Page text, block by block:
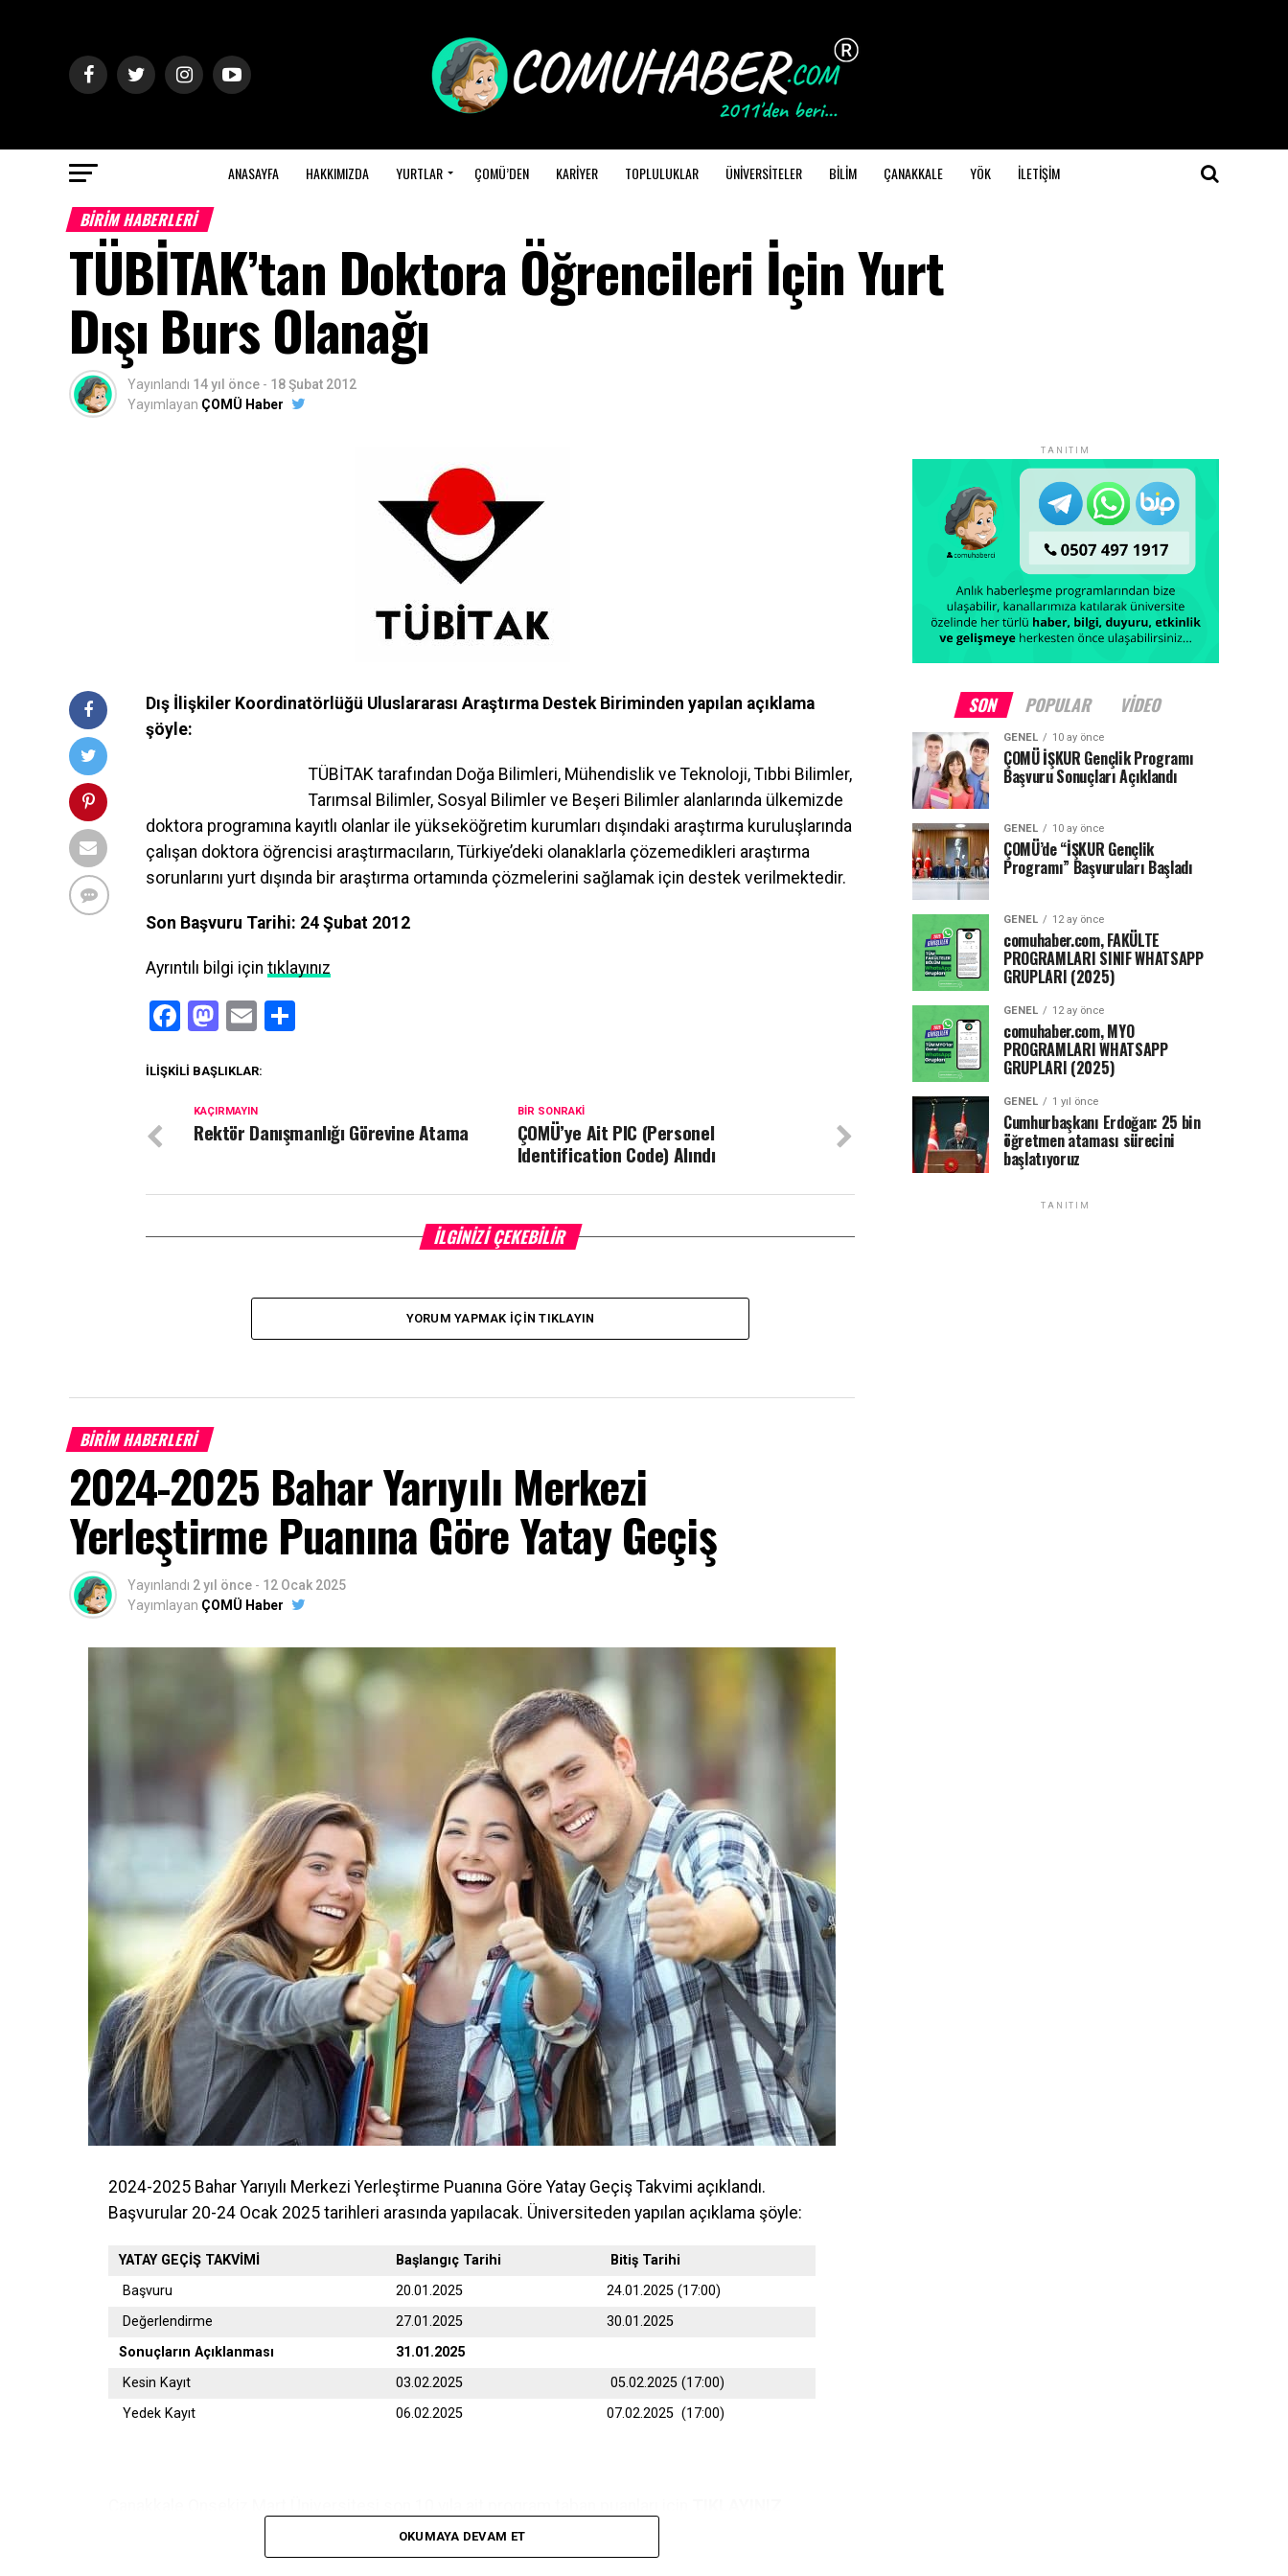
ANASAYFA HAKKIMIZDA YURTLAR ÇOMÜ’DEN KARİYER TOPLULUKLAR ÜNİVERSİTELER BİLİM ÇANAKKALE YÖK İLETİŞİM
BİRİM HABERLERİ
TÜBİTAK’tan Doktora Öğrencileri İçin Yurt
Dışı Burs Olanağı
Yayınlandı 14 yıl önce - 18 Şubat 2012
Yayımlayan ÇOMÜ Haber
Dış İlişkiler Koordinatörlüğü Uluslararası Araştırma Destek Biriminden yapılan açıklama
şöyle:
TÜBİTAK tarafından Doğa Bilimleri, Mühendislik ve Teknoloji, Tıbbi Bilimler,
Tarımsal Bilimler, Sosyal Bilimler ve Beşeri Bilimler alanlarında ülkemizde
doktora programına kayıtlı olanlar ile yükseköğretim kurumları dışındaki araştırma kuruluşlarında
çalışan doktora öğrencisi araştırmacıların, Türkiye’deki olanaklarla çözemedikleri araştırma
sorunlarını yurt dışında bir araştırma ortamında çözmelerini sağlamak için destek verilmektedir.
Son Başvuru Tarihi: 24 Şubat 2012
Ayrıntılı bilgi için tıklayınız
Facebook
Mastodon
Email
İLIŞKILI BAŞLIKLAR:
BIR SONRAKI
ÇOMÜ’ye Ait PIC (Personel
Identification Code) Alındı
KAÇIRMAYIN
Rektör Danışmanlığı Görevine Atama
İLGINIZI ÇEKEBILIR
YORUM YAPMAK İÇIN TIKLAYIN
BİRİM HABERLERİ
2024-2025 Bahar Yarıyılı Merkezi
Yerleştirme Puanına Göre Yatay Geçiş
Yayınlandı 2 yıl önce - 12 Ocak 2025
Yayımlayan ÇOMÜ Haber
2024-2025 Bahar Yarıyılı Merkezi Yerleştirme Puanına Göre Yatay Geçiş Takvimi açıklandı.
Başvurular 20-24 Ocak 2025 tarihleri arasında yapılacak. Üniversiteden yapılan açıklama şöyle:
YATAY GEÇİŞ TAKVİMİ Başlangıç Tarihi
Bitiş Tarihi
Başvuru
20.01.2025
24.01.2025 (17:00)
Değerlendirme
27.01.2025
30.01.2025
Sonuçların Açıklanması
31.01.2025
Kesin Kayıt
03.02.2025
05.02.2025 (17:00)
Yedek Kayıt
06.02.2025 07.02.2025 (17:00)
OKUMAYA DEVAM ET
TANITIM
SON POPULAR VIDEO
GENEL 10 ay önce
ÇOMÜ İŞKUR Gençlik Programı
Başvuru Sonuçları Açıklandı
GENEL 10 ay önce
ÇOMÜ’de “İŞKUR Gençlik
Programı” Başvuruları Başladı
GENEL 12 ay önce
comuhaber.com, FAKÜLTE
PROGRAMLARI SINIF WHATSAPP
GRUPLARI (2025)
GENEL 12 ay önce
comuhaber.com, MYO
PROGRAMLARI WHATSAPP
GRUPLARI (2025)
GENEL 1 yıl önce
Cumhurbaşkanı Erdoğan: 25 bin
öğretmen ataması sürecini
başlatıyoruz
TANITIM